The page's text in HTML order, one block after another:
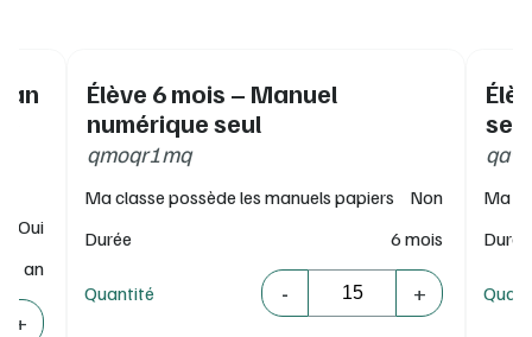
an
Oui
1 an
+
Élève 6 mois – Manuel
numérique seul
qmoqr1mq
Ma classe possède les manuels papiers
Non
Durée
6 mois
Quantité -
Quantité
+
seul
Ma
Durée